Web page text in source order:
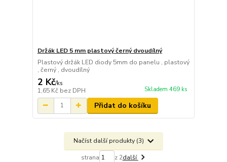
Držák LED 5 mm plastový černý dvoudílný
Plastový držák LED diody 5mm do panelu , plastový
, černý , dvoudílný
2 Kč/ks
1,65 Kč bez DPH Skladem 469 ks
Přidat do košíku
Načíst další produkty (3)
strana z 2další